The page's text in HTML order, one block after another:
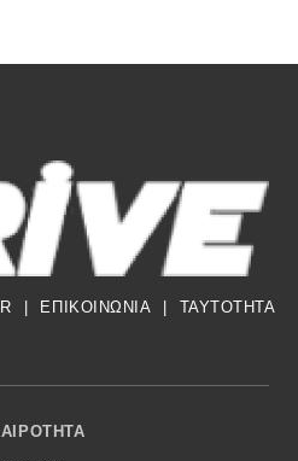
ΕΠΙΚΟΙΝΩΝΙΑ TAYTOTHTA
Menu